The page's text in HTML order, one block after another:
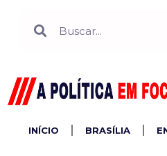
INÍCIO BRASÍLIA